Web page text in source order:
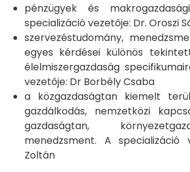
pénzügyek és
specializáció vezetője: Dr. Oroszi
szervezéstudomány,
egyes kérdései különös
élelmiszergazdaság
vezetője: Dr Borbély Csaba
a közgazdaságtan kiemelt
gazdálkodás, nemzetközi
gazdaságtan,
menedzsment. A specializáció
Zoltán